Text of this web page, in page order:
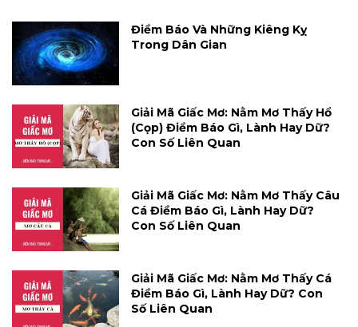
Điềm Báo Và Những Kiêng Kỵ
Trong Dân Gian
Giải Mã Giấc Mơ: Nằm Mơ Thấy Hổ
(cọp) Điềm Báo Gì, Lành Hay Dữ?
Con Số Liên Quan
Giải Mã Giấc Mơ: Nằm Mơ Thấy Câu
Cá Điềm Báo Gì, Lành Hay Dữ?
Con Số Liên Quan
Giải Mã Giấc Mơ: Nằm Mơ Thấy Cá
Điềm Báo Gì, Lành Hay Dữ? Con
Số Liên Quan